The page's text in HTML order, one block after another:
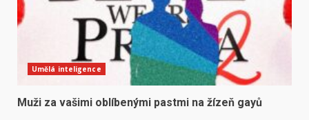
Umělá inteligence
Muži za vašimi oblíbenými pastmi na žízeň gayů